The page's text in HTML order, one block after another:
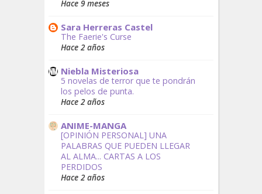
Hace 9 meses
Sara Herreras Castel
The Faerie's Curse
Hace 2 años
Niebla Misteriosa
5 novelas de terror que te pondrán
los pelos de punta.
Hace 2 años
ANIME-MANGA
[OPINIÓN PERSONAL] UNA
PALABRAS QUE PUEDEN LLEGAR
AL ALMA... CARTAS A LOS
PERDIDOS
Hace 2 años